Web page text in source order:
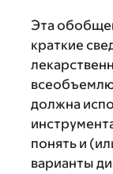
Эта
краткие
должна
понять и
варианты